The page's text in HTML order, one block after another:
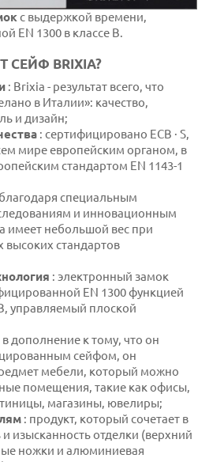
с выдержкой времени,
EN 1300 в классе B.
BRIXIA?
: Brixia - результат всего, что
в Италии»: качество,
и дизайн;
: сертифицировано ECB · S,
мире европейским органом, в
стандартом EN 1143-1
специальным
и инновационным
имеет небольшой вес при
стандартов
: электронный замок
EN 1300 функцией
управляемый плоской
в дополнение к тому, что он
сейфом, он
мебели, который можно
помещения, такие как офисы,
магазины, ювелиры;
: продукт, который сочетает в
и изысканность отделки (верхний
ножки и алюминиевая